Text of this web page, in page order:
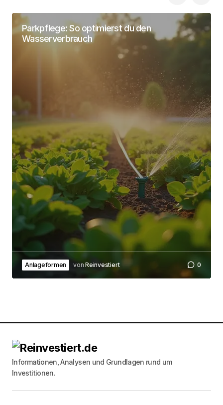
Deine Email Adresse*
Name, E-Mail-Adresse und Website in diesem
Browser für meinen nächsten Kommentar
Parkpflege: So optimierst du den
Wasserverbrauch
Anlageformen von Reinvestiert 0
Informationen, Analysen und Grundlagen rund um
Investitionen.